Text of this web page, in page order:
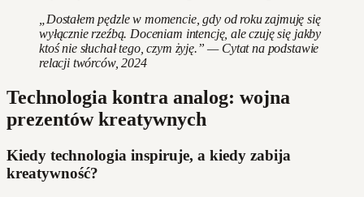
„Dostałem pędzle w momencie, gdy od roku zajmuję się
wyłącznie rzeźbą. Doceniam intencję, ale czuję się jakby
ktoś nie słuchał tego, czym żyję.” — Cytat na podstawie
relacji twórców, 2024
Technologia kontra analog: wojna
prezentów kreatywnych
Kiedy technologia inspiruje, a kiedy zabija
kreatywność?